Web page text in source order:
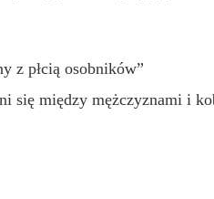
z płcią osobników”
się między mężczyznami i